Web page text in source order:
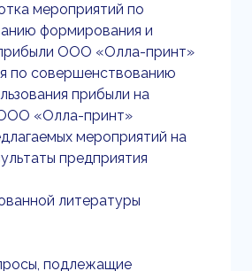
мероприятий по
формирования и
ООО «Олла-принт»
по совершенствованию
прибыли на
«Олла-принт»
мероприятий на
предприятия
литературы
подлежащие